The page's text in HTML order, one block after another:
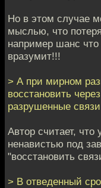
Но в этом случае
мыслью, что
например шанс что
вразумит!!!
> А при мирном
восстановить
разрушенные
Автор считает, что
ненавистью под
"восстановить
> В отведенный